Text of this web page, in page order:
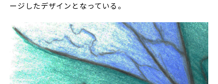
ージしたデザインとなっている。